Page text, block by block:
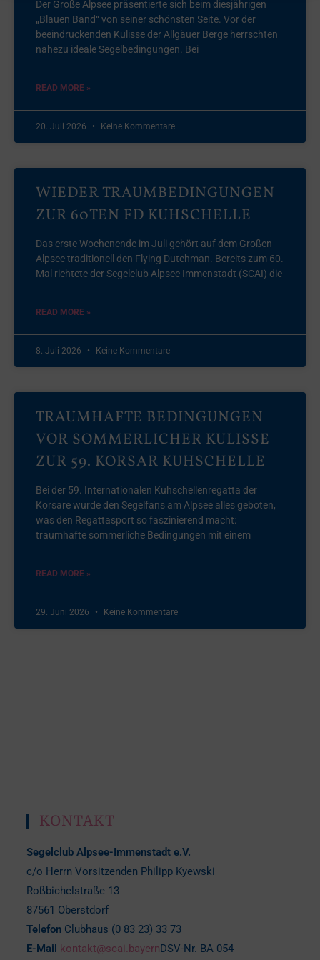
Der Große Alpsee präsentierte sich beim diesjährigen
„Blauen Band“ von seiner schönsten Seite. Vor der
beeindruckenden Kulisse der Allgäuer Berge herrschten
nahezu ideale Segelbedingungen. Bei
READ MORE »
20. Juli 2026 Keine Kommentare
WIEDER TRAUMBEDINGUNGEN
ZUR 60TEN FD KUHSCHELLE
Das erste Wochenende im Juli gehört auf dem Großen
Alpsee traditionell den Flying Dutchman. Bereits zum 60.
Mal richtete der Segelclub Alpsee Immenstadt (SCAI) die
READ MORE »
8. Juli 2026 Keine Kommentare
TRAUMHAFTE BEDINGUNGEN
VOR SOMMERLICHER KULISSE
ZUR 59. KORSAR KUHSCHELLE
Bei der 59. Internationalen Kuhschellenregatta der
Korsare wurde den Segelfans am Alpsee alles geboten,
was den Regattasport so faszinierend macht:
traumhafte sommerliche Bedingungen mit einem
READ MORE »
29. Juni 2026 Keine Kommentare
KONTAKT
Segelclub Alpsee-Immenstadt e.V.
c/o Herrn Vorsitzenden Philipp Kyewski
Roßbichelstraße 13
87561 Oberstdorf
Telefon Clubhaus (0 83 23) 33 73
E-Mail
kontakt@scai.bayernDSV-Nr. BA 054